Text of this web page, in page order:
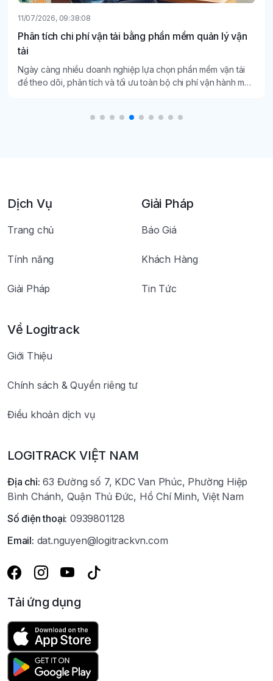
11/07/2026, 09:38:08
Phân tích chi phí vận tải bằng phần mềm quản lý vận
tải
Ngày càng nhiều doanh nghiệp lựa chọn phần mềm vận tải
để theo dõi, phân tích và tối ưu toàn bộ chi phí vận hành một
Dịch Vụ
Trang chủ
Tính năng
Giải Pháp
Giải Pháp
Báo Giá
Khách Hàng
Tin Tức
Về Logitrack
Giới Thiệu
Chính sách & Quyền riêng tư
Điều khoản dịch vụ
LOGITRACK VIỆT NAM
Địa chỉ: 63 Đường số 7, KDC Van Phúc, Phường Hiệp
Bình Chánh, Quận Thủ Đức, Hồ Chí Minh, Việt Nam
Số điện thoại: 0939801128
Email: dat.nguyen@logitrackvn.com
Tải ứng dụng